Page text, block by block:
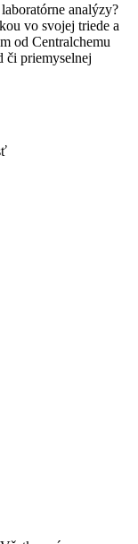
analýzy?
vo svojej triede a
od Centralchemu
či priemyselnej